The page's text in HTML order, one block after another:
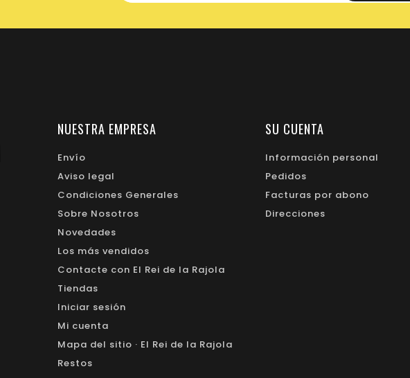
NUESTRA EMPRESA
Envío
Aviso legal
Condiciones Generales
Sobre Nosotros
Novedades
Los más vendidos
Contacte con El Rei de la Rajola
Tiendas
Iniciar sesión
Mi cuenta
Mapa del sitio · El Rei de la Rajola
Restos
SU CUENTA
Información personal
Pedidos
Facturas por abono
Direcciones